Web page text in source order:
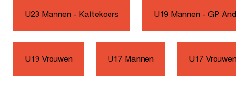
U23 Mannen - Kattekoers U19 Mannen - GP
U19 Vrouwen U17 Mannen U17 Vrouwen